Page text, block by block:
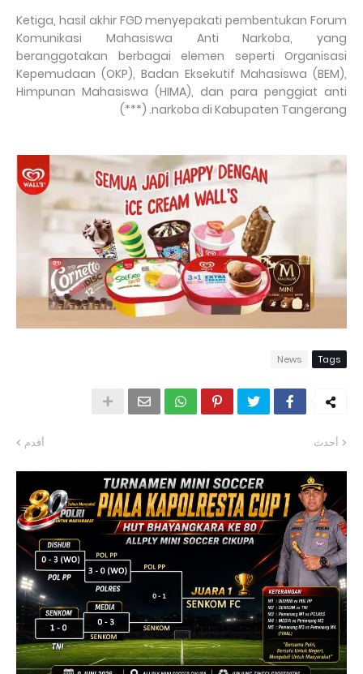
Ketiga, hasil akhir FGD menyepakati pembentukan Forum
Komunikasi Mahasiswa Anti Narkoba, yang
beranggotakan berbagai elemen seperti Organisasi
Kepemudaan (OKP), Badan Eksekutif Mahasiswa (BEM),
Himpunan Mahasiswa (HIMA), dan para penggiat anti
narkoba di Kabupaten Tangerang. (***)
Tags
News
أحدث أقدم